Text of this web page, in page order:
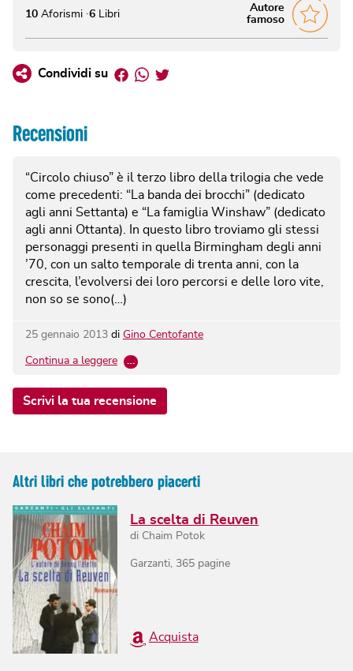
Autore
famoso
10 Aforismi 6 Libri
Condividi su Facebook
Whatsapp
Twitter
Recensioni
“Circolo chiuso” è il terzo libro della trilogia che vede
come precedenti: “La banda dei brocchi” (dedicato
agli anni Settanta) e “La famiglia Winshaw” (dedicato
agli anni Ottanta). In questo libro troviamo gli stessi
personaggi presenti in quella Birmingham degli anni
’70, con un salto temporale di trenta anni, con la
crescita, l’evolversi dei loro percorsi e delle loro vite,
non so se sono(…)
25 gennaio 2013 di Gino Centofante
Continua a leggere …
Scrivi la tua recensione
Altri libri che potrebbero piacerti
La scelta di Reuven
di Chaim Potok
Garzanti, 365 pagine
Acquista